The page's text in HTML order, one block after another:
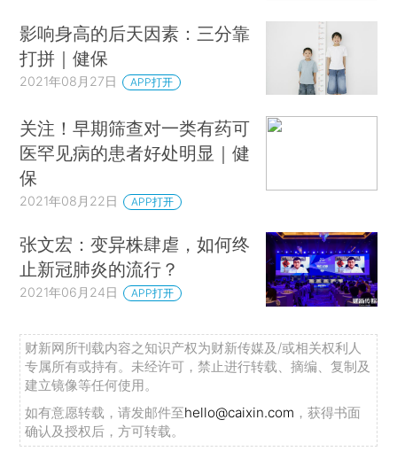
应失控和凝血。
凝血危机
无论大小，血栓都是COVID-19最常见的并发
症之一。在疫情早期，来自中国、法国和意大利等
国家的ICU患者的报告显示，在患者的肺部和腿部
存在大血管堵塞现象。一些研究表明，将近一半的
危重病人最终都会出现血栓。后来又有研究发现，
许多新冠患者在肺部的小动脉和毛细血管以及心
脏、肾脏、大脑和肝脏等其他器官的血管中也出现
了血栓。此外，研究者们还在新冠重症患者体内发
现了高水平的D-二聚体，这是一种指示存在血凝块
的蛋白质片段。
目前，血栓形成的原因尚不清楚。麻省总院的
血液学家、哈佛医学院的助理教授Hanny Al-
影响身高的后天因素：三分靠
打拼｜健保
2021年08月27日 APP打开
关注！早期筛查对一类有药可
医罕见病的患者好处明显｜健
保
2021年08月22日 APP打开
张文宏：变异株肆虐，如何终
止新冠肺炎的流行？
2021年06月24日 APP打开
财新网所刊载内容之知识产权为财新传媒及/或相关权利人
专属所有或持有。未经许可，禁止进行转载、摘编、复制及
建立镜像等任何使用。
如有意愿转载，请发邮件至hello@caixin.com ，获得书面
确认及授权后，方可转载。